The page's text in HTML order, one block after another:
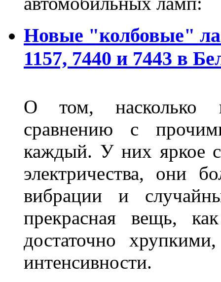
Новые "колбовые"
1157, 7440 и 7443 в
О том, насколько
сравнению с
каждый. У них яркое
электричества, они
вибрации и
прекрасная вещь,
достаточно
интенсивности.